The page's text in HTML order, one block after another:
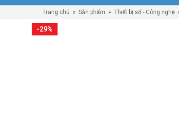
Trang chủ » Sản phẩm » Thiết bị số - Công nghệ
-29%